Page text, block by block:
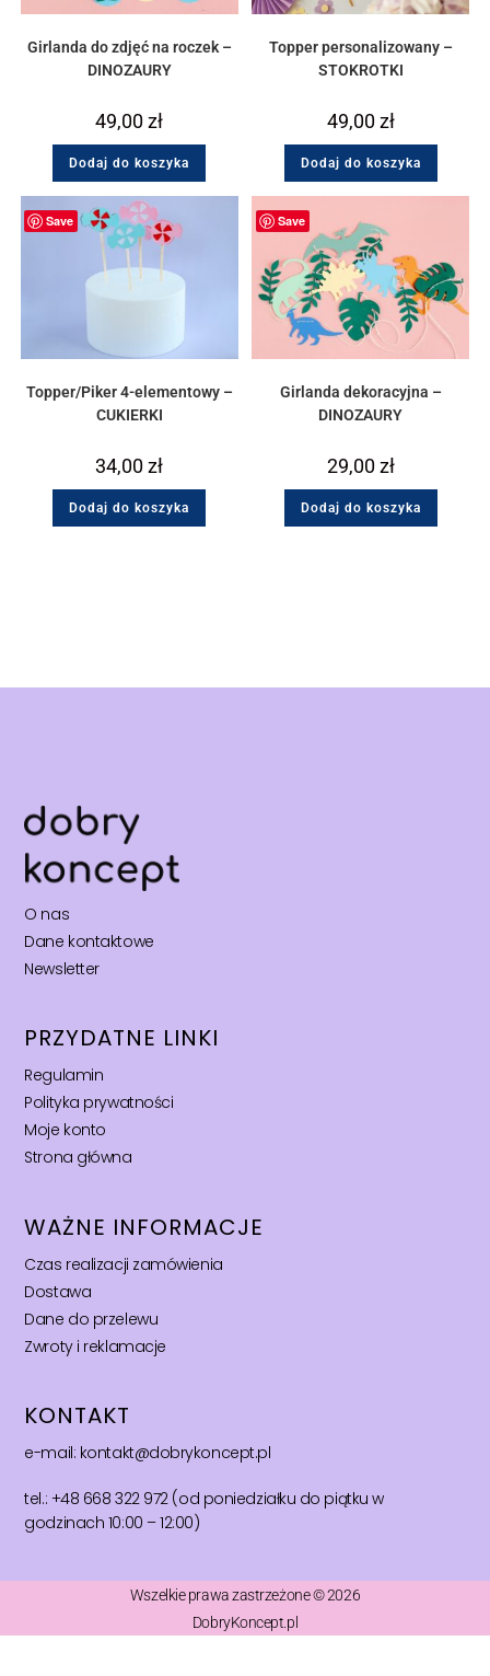
Girlanda do zdjęć na roczek –
DINOZAURY
49,00zł
Dodaj do koszyka
Topper personalizowany –
STOKROTKI
49,00zł
Dodaj do koszyka
Save
Topper/Piker 4-elementowy –
CUKIERKI
34,00zł
Dodaj do koszyka
Save
Girlanda dekoracyjna –
DINOZAURY
29,00zł
Dodaj do koszyka
O nas
Dane kontaktowe
Newsletter
PRZYDATNE LINKI
Regulamin
Polityka prywatności
Moje konto
Strona główna
WAŻNE INFORMACJE
Czas realizacji zamówienia
Dostawa
Dane do przelewu
Zwroty i reklamacje
KONTAKT
e-mail: kontakt@dobrykoncept.pl
tel.: +48 668 322 972 (od poniedziałku do piątku w
godzinach 10:00 – 12:00)
Wszelkie prawa zastrzeżone © 2026
DobryKoncept.pl